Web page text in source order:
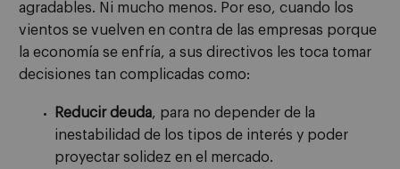
agradables. Ni mucho menos. Por eso, cuando los
vientos se vuelven en contra de las empresas porque
la economía se enfría, a sus directivos les toca tomar
decisiones tan complicadas como:
Reducir deuda, para no depender de la
inestabilidad de los tipos de interés y poder
proyectar solidez en el mercado.